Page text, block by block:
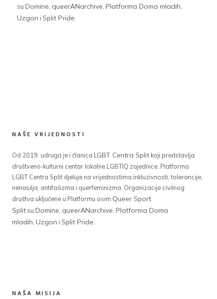
su Domine queerANarchive Platforma Doma mladih
Uzgon i Split Pride
NAŠE VRIJEDNOSTI
Od 2019. udruga je i članica LGBT Centra Split koji predstavlja
društveno-kulturni centar lokalne LGBTIQ zajednice. Platforma
LGBT Centra Split djeluje na vrijednostima inkluzivnosti, tolerancije,
nenasilja, antifašizma i querfeminizma. Organizacije civilnog
društva uključene u Platformu osim Queer Sport
Split su Domine queerANarchive Platforma Doma
mladih Uzgon i Split Pride
NAŠA MISIJA